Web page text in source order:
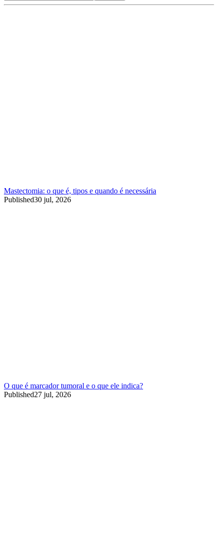
Mastectomia: o que é, tipos e quando é necessária
Published30 jul, 2026
O que é marcador tumoral e o que ele indica?
Published27 jul, 2026